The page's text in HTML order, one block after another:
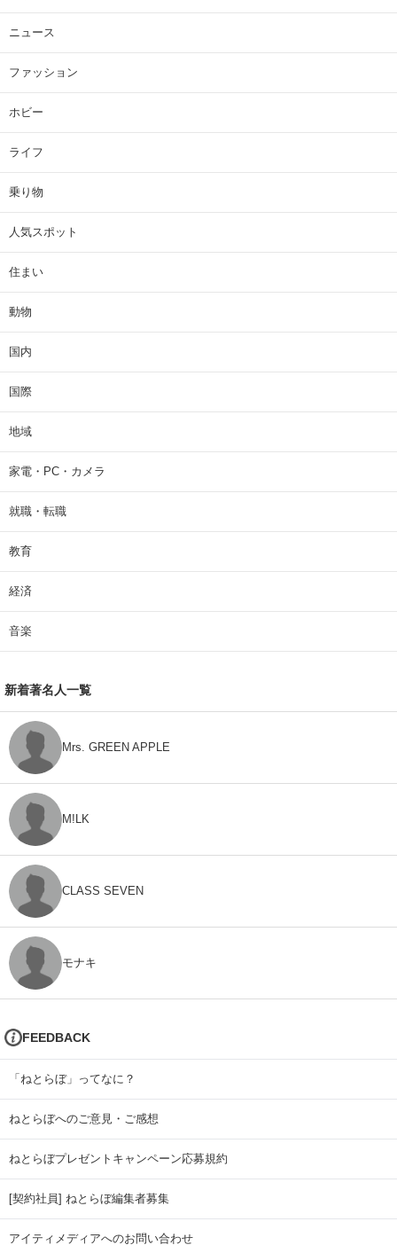
ニュース
ファッション
ホビー
ライフ
乗り物
人気スポット
住まい
動物
国内
国際
地域
家電・PC・カメラ
就職・転職
教育
経済
音楽
新着著名人一覧
Mrs. GREEN APPLE
M!LK
CLASS SEVEN
モナキ
FEEDBACK
「ねとらぼ」ってなに？
ねとらぼへのご意見・ご感想
ねとらぼプレゼントキャンペーン応募規約
[契約社員] ねとらぼ編集者募集
アイティメディアへのお問い合わせ